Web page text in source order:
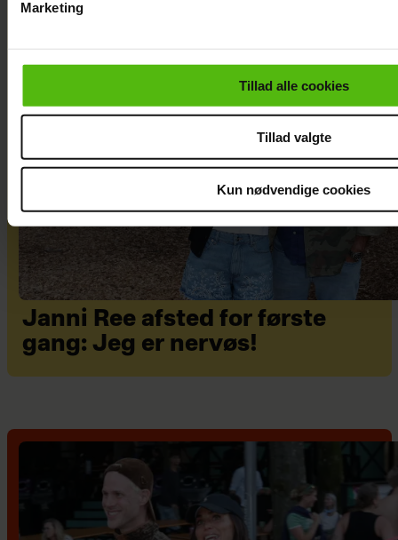
cookiepolitik.
Marketing
Tillad alle cookies
Tillad valgte
Kun nødvendige cookies
Janni Ree afsted for første
gang: Jeg er nervøs!